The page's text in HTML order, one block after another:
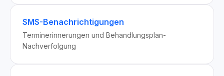
SMS-Benachrichtigungen
Terminerinnerungen und Behandlungsplan-
Nachverfolgung